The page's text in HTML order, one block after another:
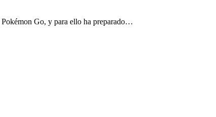
Pokémon Go, y para ello ha preparado…